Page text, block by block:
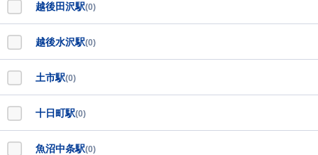
越後田沢駅(0)
越後水沢駅(0)
土市駅(0)
十日町駅(0)
魚沼中条駅(0)